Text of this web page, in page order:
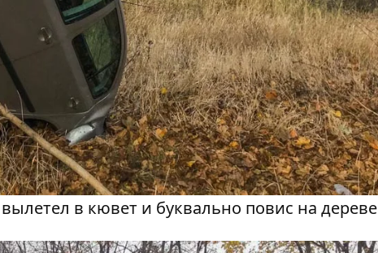
в кювет и буквально повис на дереве